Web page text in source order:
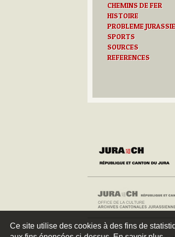
CHEMINS DE FER
HISTOIRE
PROBLEME
SPORTS
SOURCES
REFERENCES
Ce site utilise des cookies à des fins de